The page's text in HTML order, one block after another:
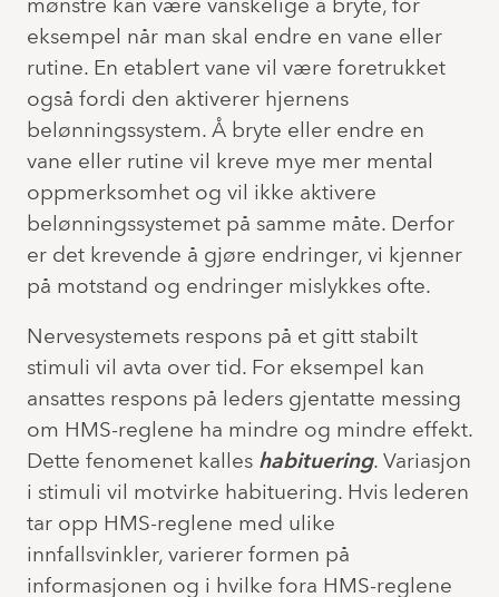
mønstre kan være vanskelige å bryte, for
eksempel når man skal endre en vane eller
rutine. En etablert vane vil være foretrukket
også fordi den aktiverer hjernens
belønningssystem. Å bryte eller endre en
vane eller rutine vil kreve mye mer mental
oppmerksomhet og vil ikke aktivere
belønningssystemet på samme måte. Derfor
er det krevende å gjøre endringer, vi kjenner
på motstand og endringer mislykkes ofte.
Nervesystemets respons på et gitt stabilt
stimuli vil avta over tid. For eksempel kan
ansattes respons på leders gjentatte messing
om HMS-reglene ha mindre og mindre effekt.
Dette fenomenet kalles habituering. Variasjon
i stimuli vil motvirke habituering. Hvis lederen
tar opp HMS-reglene med ulike
innfallsvinkler, varierer formen på
informasjonen og i hvilke fora HMS-reglene